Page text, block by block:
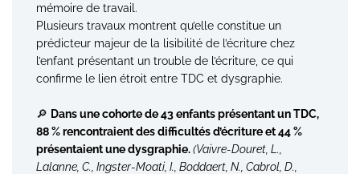
mémoire de travail.
Plusieurs travaux montrent qu’elle constitue un
prédicteur majeur de la lisibilité de l’écriture chez
l’enfant présentant un trouble de l’écriture, ce qui
confirme le lien étroit entre TDC et dysgraphie.
🔎 Dans une cohorte de 43 enfants présentant un TDC,
88 % rencontraient des difficultés d’écriture et 44 %
présentaient une dysgraphie.(Vaivre-Douret, L.,
Lalanne, C., Ingster-Moati, I., Boddaert, N., Cabrol, D.,